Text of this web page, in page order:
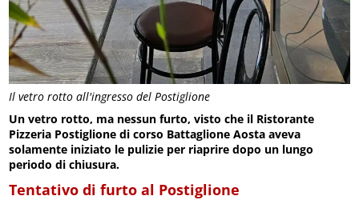
Il vetro rotto all'ingresso del Postiglione
Un vetro rotto, ma nessun furto, visto che il Ristorante
Pizzeria Postiglione di corso Battaglione Aosta aveva
solamente iniziato le pulizie per riaprire dopo un lungo
periodo di chiusura.
Tentativo di furto al Postiglione